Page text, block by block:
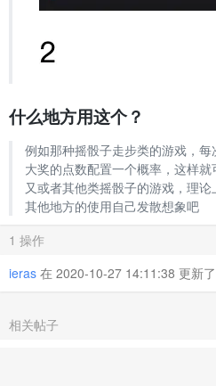
什么地方用这个？
例如那种摇骰子走步类的游戏，
大奖的点数配置一个概率，这样就
又或者其他类摇骰子的游戏，理论
其他地方的使用自己发散想象吧
1 操作
ieras 在 2020-10-27 14:11:38 更新
相关帖子